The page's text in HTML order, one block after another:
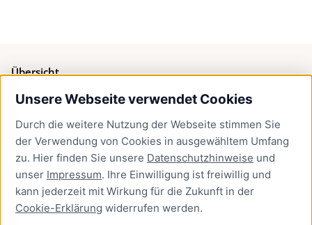
Unsere Webseite verwendet Cookies
Durch die weitere Nutzung der Webseite stimmen Sie
der Verwendung von Cookies in ausgewähltem Umfang
zu. Hier finden Sie unsere Datenschutzhinweise und
unser Impressum. Ihre Einwilligung ist freiwillig und
kann jederzeit mit Wirkung für die Zukunft in der
Cookie-Erklärung widerrufen werden.
Übersicht
Bürgerservice
Presse
Newsletter Lübeck:kompakt
Kontakt
Kontakt